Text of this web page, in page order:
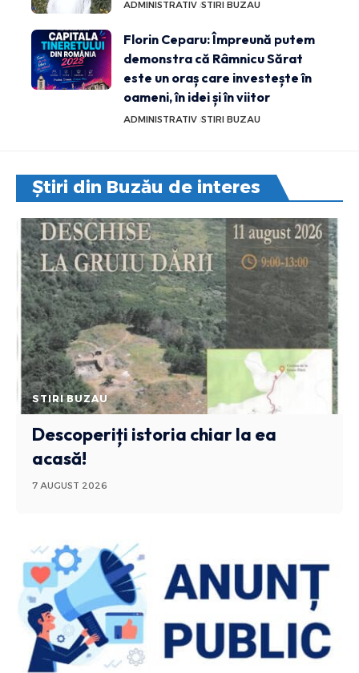
ADMINISTRATIV STIRI BUZAU
Florin Ceparu: Împreună putem
demonstra că Râmnicu Sărat
este un oraș care investește în
oameni, în idei și în viitor
ADMINISTRATIV STIRI BUZAU
Știri din Buzău de interes
STIRI BUZAU
Descoperiți istoria chiar la ea
acasă!
7 AUGUST 2026